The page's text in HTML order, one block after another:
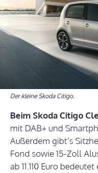
Der kleine Skoda Citigo.
Beim Skoda Citigo
mit DAB+ und
Außerdem gibt’s
Fond sowie 15-Zoll
ab 11.110 Euro